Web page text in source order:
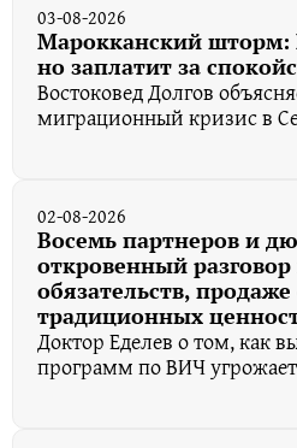
03-08-2026
Марокканский шторм:
но заплатит за
Востоковед Долгов
миграционный кризис в
02-08-2026
Восемь партнеров и
откровенный разговор
обязательств,
традиционных
Доктор Еделев о том, как
программ по ВИЧ